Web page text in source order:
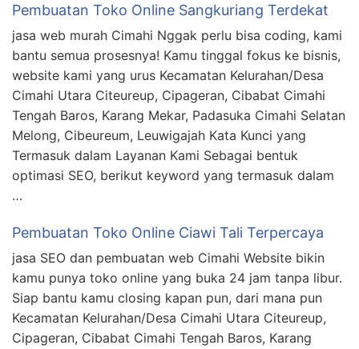
Pembuatan Toko Online Sangkuriang Terdekat
jasa web murah Cimahi Nggak perlu bisa coding, kami
bantu semua prosesnya! Kamu tinggal fokus ke bisnis,
website kami yang urus Kecamatan Kelurahan/Desa
Cimahi Utara Citeureup, Cipageran, Cibabat Cimahi
Tengah Baros, Karang Mekar, Padasuka Cimahi Selatan
Melong, Cibeureum, Leuwigajah Kata Kunci yang
Termasuk dalam Layanan Kami Sebagai bentuk
optimasi SEO, berikut keyword yang termasuk dalam
…
Pembuatan Toko Online Ciawi Tali Terpercaya
jasa SEO dan pembuatan web Cimahi Website bikin
kamu punya toko online yang buka 24 jam tanpa libur.
Siap bantu kamu closing kapan pun, dari mana pun
Kecamatan Kelurahan/Desa Cimahi Utara Citeureup,
Cipageran, Cibabat Cimahi Tengah Baros, Karang